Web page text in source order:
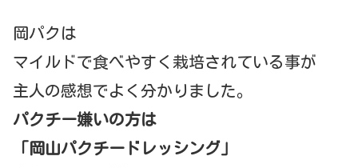
岡パクは
マイルドで食べやすく栽培されている事が
主人の感想でよく分かりました。
パクチー嫌いの方は
「岡山パクチードレッシング」